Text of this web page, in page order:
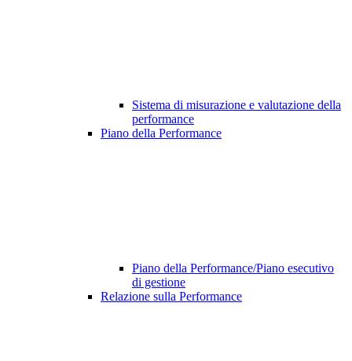
Sistema di misurazione e valutazione della
performance
Piano della Performance
Piano della Performance/Piano esecutivo
di gestione
Relazione sulla Performance